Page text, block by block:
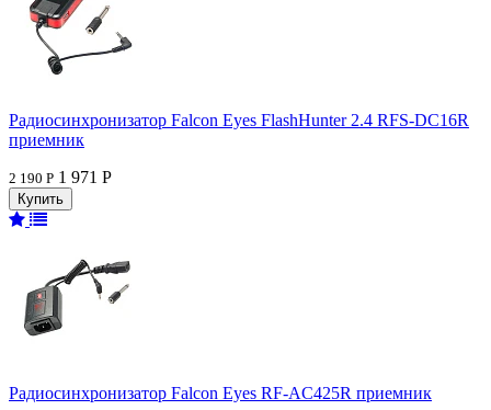
Радиосинхронизатор Falcon Eyes FlashHunter 2.4 RFS-DC16R
приемник
2 190 Р 1 971 Р
Радиосинхронизатор Falcon Eyes RF-AC425R приемник